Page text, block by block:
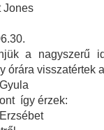
Jones
a nagyszerű
órára visszatértek
így érzek: